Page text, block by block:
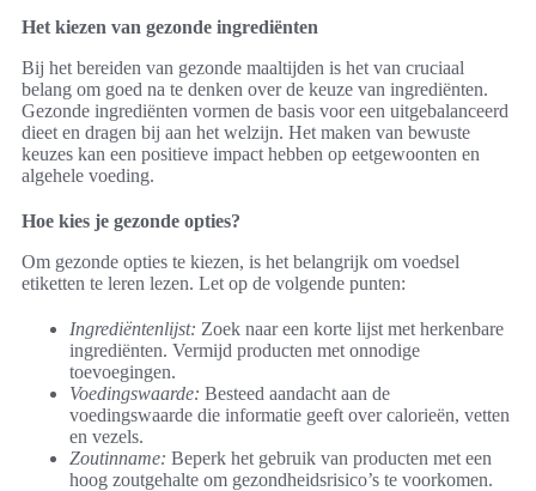
Het kiezen van gezonde ingrediënten
Bij het bereiden van gezonde maaltijden is het van cruciaal
belang om goed na te denken over de keuze van ingrediënten.
Gezonde ingrediënten vormen de basis voor een uitgebalanceerd
dieet en dragen bij aan het welzijn. Het maken van bewuste
keuzes kan een positieve impact hebben op eetgewoonten en
algehele voeding.
Hoe kies je gezonde opties?
Om gezonde opties te kiezen, is het belangrijk om voedsel
etiketten te leren lezen. Let op de volgende punten:
Ingrediëntenlijst: Zoek naar een korte lijst met herkenbare
ingrediënten. Vermijd producten met onnodige
toevoegingen.
Voedingswaarde: Besteed aandacht aan de
voedingswaarde die informatie geeft over calorieën, vetten
en vezels.
Zoutinname: Beperk het gebruik van producten met een
hoog zoutgehalte om gezondheidsrisico’s te voorkomen.